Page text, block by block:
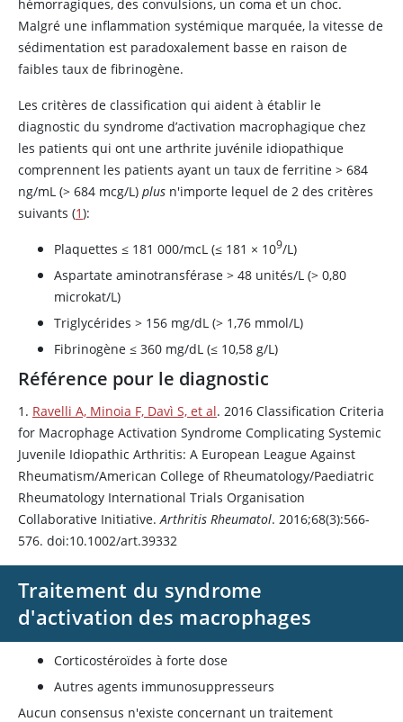
hémorragiques, des convulsions, un coma et un choc.
Malgré une inflammation systémique marquée, la vitesse de
sédimentation est paradoxalement basse en raison de
faibles taux de fibrinogène.
Les critères de classification qui aident à établir le
diagnostic du syndrome d’activation macrophagique chez
les patients qui ont une arthrite juvénile idiopathique
comprennent les patients ayant un taux de ferritine > 684
ng/mL (> 684 mcg/L) plus n'importe lequel de 2 des critères
suivants (1):
Plaquettes ≤ 181 000/mcL (≤ 181 × 109/L)
Aspartate aminotransférase > 48 unités/L (> 0,80
microkat/L)
Triglycérides > 156 mg/dL (> 1,76 mmol/L)
Fibrinogène ≤ 360 mg/dL (≤ 10,58 g/L)
Référence pour le diagnostic
1. Ravelli A, Minoia F, Davì S, et al. 2016 Classification Criteria
for Macrophage Activation Syndrome Complicating Systemic
Juvenile Idiopathic Arthritis: A European League Against
Rheumatism/American College of Rheumatology/Paediatric
Rheumatology International Trials Organisation
Collaborative Initiative.Arthritis Rheumatol. 2016;68(3):566-
576. doi:10.1002/art.39332
Traitement du syndrome
d'activation des macrophages
Corticostéroïdes à forte dose
Autres agents immunosuppresseurs
Aucun consensus n'existe concernant un traitement